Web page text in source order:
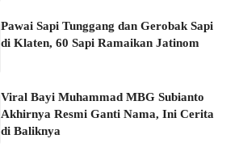
Pawai Sapi Tunggang dan Gerobak Sapi
di Klaten, 60 Sapi Ramaikan Jatinom
Viral Bayi Muhammad MBG Subianto
Akhirnya Resmi Ganti Nama, Ini Cerita
di Baliknya